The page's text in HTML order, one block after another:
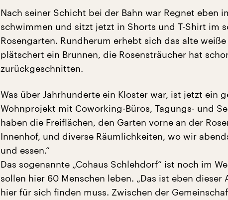
Nach seiner Schicht bei der Bahn war Regnet eben
schwimmen und sitzt jetzt in Shorts und T-Shirt im
Rosengarten. Rundherum erhebt sich das alte
plätschert ein Brunnen, die Rosensträucher hat
zurückgeschnitten.
Was über Jahrhunderte ein Kloster war, ist jetzt ein
Wohnprojekt mit Coworking-Büros, Tagungs- und
haben die Freiflächen, den Garten vorne an der
Innenhof, und diverse Räumlichkeiten, wo wir
und essen.“
Das sogenannte „Cohaus Schlehdorf“ ist noch im
sollen hier 60 Menschen leben. „Das ist eben dieser
hier für sich finden muss. Zwischen der